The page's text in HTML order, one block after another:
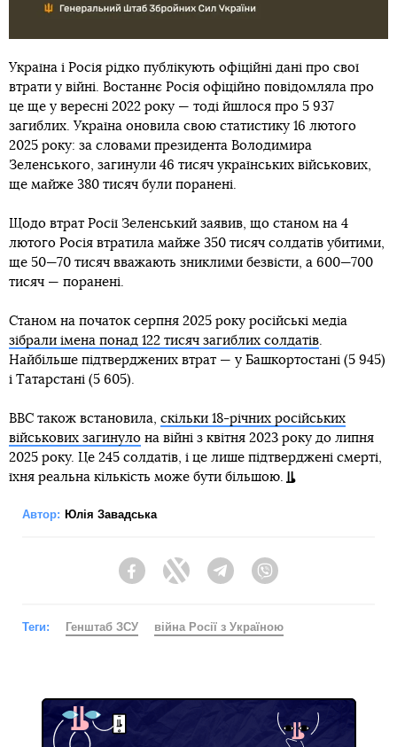
Україна і Росія рідко публікують офіційні дані про свої
втрати у війні. Востаннє Росія офіційно повідомляла про
це ще у вересні 2022 року — тоді йшлося про 5 937
загиблих. Україна оновила свою статистику 16 лютого
2025 року: за словами президента Володимира
Зеленського, загинули 46 тисяч українських військових,
ще майже 380 тисяч були поранені.
Щодо втрат Росії Зеленський заявив, що станом на 4
лютого Росія втратила майже 350 тисяч солдатів убитими,
ще 50—70 тисяч вважають зниклими безвісти, а 600—700
тисяч — поранені.
Станом на початок серпня 2025 року російські медіа
зібрали імена понад 122 тисяч загиблих солдатів.
Найбільше підтверджених втрат — у Башкортостані (5 945)
і Татарстані (5 605).
BBC також встановила, скільки 18-річних російських
військових загинуло на війні з квітня 2023 року до липня
2025 року. Це 245 солдатів, і це лише підтверджені смерті,
їхня реальна кількість може бути більшою.
Автор: Юлія Завадська
FacebookTwitter Telegram
Теги: Генштаб ЗСУ війна Росії з Україною